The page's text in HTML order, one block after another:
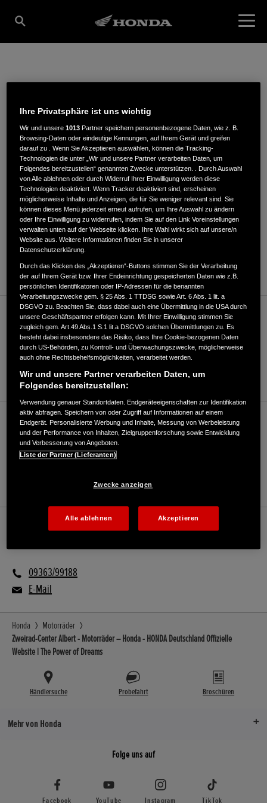
ALBERT
ZWEIRADCENTER E.K.
Julius-Echter Strasse 43,97450,Arnstein
ROUTENPLANUNG
WEBSITE
Motorrad/Roller (bis 125ccm)
09363/99188
E-Mail
Motorrad/Roller (über 125ccm)
E Mobilität
09363/99188
E-Mail
Honda
Motorräder
Zweirad-Center Albert - Motorräder – Honda - HONDA Deutschland Offizielle
Website | The Power of Dreams
Händlersuche Probefahrt Broschüren
Mehr von Honda
Folge uns auf
Facebook YouTube Instagram TikTok
Ihre Privatsphäre ist uns wichtig
Wir und unsere1013 Partner speichern personenbezogene Daten, wie z. B.
Browsing-Daten oder eindeutige Kennungen, auf Ihrem Gerät und greifen
darauf zu . Wenn Sie Akzeptieren auswählen, können die Tracking-
Technologien die unter „Wir und unsere Partner verarbeiten Daten, um
Folgendes bereitzustellen“ genannten Zwecke unterstützen. . Durch Auswahl
von Alle ablehnen oder durch Widerruf Ihrer Einwilligung werden diese
Technologien deaktiviert. Wenn Tracker deaktiviert sind, erscheinen
möglicherweise Inhalte und Anzeigen, die für Sie weniger relevant sind. Sie
können dieses Menü jederzeit erneut aufrufen, um Ihre Auswahl zu ändern
oder Ihre Einwilligung zu widerrufen, indem Sie auf den Link Voreinstellungen
verwalten unten auf der Webseite klicken. Ihre Wahl wirkt sich auf unsere/n
Website aus. Weitere Informationen finden Sie in unserer
Datenschutzerklärung.
Durch das Klicken des „Akzeptieren“-Buttons stimmen Sie der Verarbeitung
der auf Ihrem Gerät bzw. Ihrer Endeinrichtung gespeicherten Daten wie z.B.
persönlichen Identifikatoren oder IP-Adressen für die benannten
Verarbeitungszwecke gem. § 25 Abs. 1 TTDSG sowie Art. 6 Abs. 1 lit. a
DSGVO zu. Beachten Sie, dass dabei auch eine Übermittlung in die USA durch
unsere Geschäftspartner erfolgen kann. Mit Ihrer Einwilligung stimmen Sie
zugleich gem. Art.49 Abs.1 S.1 lit.a DSGVO solchen Übermittlungen zu. Es
besteht dabei insbesondere das Risiko, dass Ihre Cookie-bezogenen Daten
durch US-Behörden, zu Kontroll- und Überwachungszwecke, möglicherweise
auch ohne Rechtsbehelfsmöglichkeiten, verarbeitet werden.
Wir und unsere Partner verarbeiten Daten, um
Folgendes bereitzustellen:
Verwendung genauer Standortdaten. Endgeräteeigenschaften zur Identifikation
aktiv abfragen. Speichern von oder Zugriff auf Informationen auf einem
Endgerät. Personalisierte Werbung und Inhalte, Messung von Werbeleistung
und der Performance von Inhalten, Zielgruppenforschung sowie Entwicklung
und Verbesserung von Angeboten.
Liste der Partner (Lieferanten)
Zwecke anzeigen
Alle ablehnen Akzeptieren